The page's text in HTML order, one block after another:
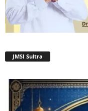
JMSI Sultra